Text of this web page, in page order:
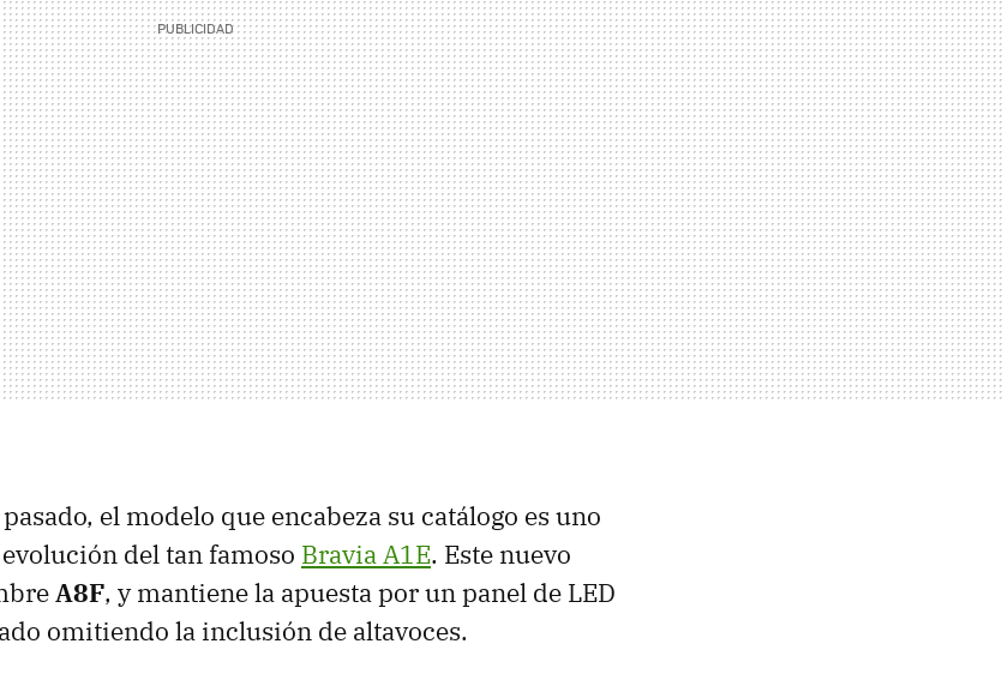
el modelo que encabeza su catálogo es uno
del tan famoso Bravia A1E. Este nuevo
A8F, y mantiene la apuesta por un panel de LED
omitiendo la inclusión de altavoces.